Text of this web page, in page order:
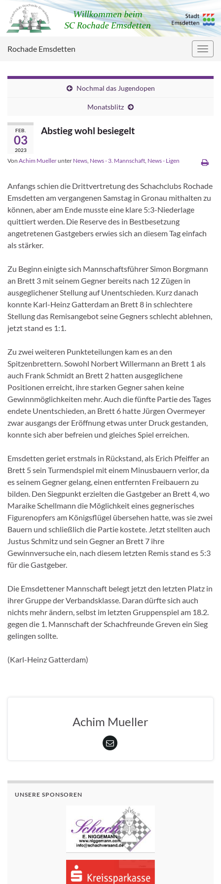
Rochade Emsdetten
Nochmal das Jugendopen
Monatsblitz
FEB.
03
2023
Abstieg wohl besiegelt
Von Achim Muellerunter News News - 3. Mannschaft News - Ligen
Anfangs schien die Drittvertretung des Schachclubs Rochade
Emsdetten am vergangenen Samstag in Gronau mithalten zu
können, aber am Ende musste eine klare 5:3-Niederlage
quittiert werden. Die Reserve des in Bestbesetzung
angetretenen Gastgebers erwies sich an diesem Tag einfach
als stärker.
Zu Beginn einigte sich Mannschaftsführer Simon Borgmann
an Brett 3 mit seinem Gegner bereits nach 12 Zügen in
ausgeglichener Stellung auf Unentschieden. Kurz danach
konnte Karl-Heinz Gatterdam an Brett 8 in schlechtere
Stellung das Remisangebot seine Gegners schlecht ablehnen,
jetzt stand es 1:1.
Zu zwei weiteren Punkteteilungen kam es an den
Spitzenbrettern. Sowohl Norbert Willermann an Brett 1 als
auch Frank Schmidt an Brett 2 hatten ausgeglichene
Positionen erreicht, ihre starken Gegner sahen keine
Gewinnmöglichkeiten mehr. Auch die fünfte Partie des Tages
endete Unentschieden, an Brett 6 hatte Jürgen Overmeyer
zwar ausgangs der Eröffnung etwas unter Druck gestanden,
konnte sich aber befreien und gleiches Spiel erreichen.
Emsdetten geriet erstmals in Rückstand, als Erich Pfeiffer an
Brett 5 sein Turmendspiel mit einem Minusbauern verlor, da
es seinem Gegner gelang, einen entfernten Freibauern zu
bilden. Den Siegpunkt erzielten die Gastgeber an Brett 4, wo
Maraike Schellmann die Möglichkeit eines gegnerisches
Figurenopfers am Königsflügel übersehen hatte, was sie zwei
Bauern und schließlich die Partie kostete. Jetzt stellten auch
Justus Schmitz und sein Gegner an Brett 7 ihre
Gewinnversuche ein, nach diesem letzten Remis stand es 5:3
für die Gastgeber.
Die Emsdettener Mannschaft belegt jetzt den letzten Platz in
ihrer Gruppe der Verbandsklasse. Daran dürfte sich auch
nichts mehr ändern, selbst im letzten Gruppenspiel am 18.2.
gegen die 1. Mannschaft der Schachfreunde Greven ein Sieg
gelingen sollte.
(Karl-Heinz Gatterdam)
Achim Mueller
UNSERE SPONSOREN